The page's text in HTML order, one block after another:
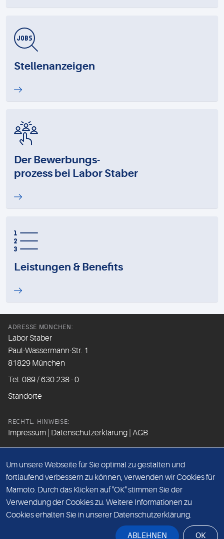
Stellenanzeigen
Der Bewerbungs-
prozess bei Labor Staber
Leistungen & Benefits
ADRESSE MÜNCHEN:
Labor Staber
Paul-Wassermann-Str. 1
81829 München
Tel. 089 / 630 238 - 0
Standorte
RECHTL. HINWEISE:
Impressum Datenschutzerklärung AGB
Beim Besuch der Social Media Kanäle werden Daten vom
Betreiber der Seite erfasst.
Datenschutzerklärung
Um unsere Webseite für Sie optimal zu gestalten und
fortlaufend verbessern zu können, verwenden wir Cookies für
Mamoto. Durch das Klicken auf "OK" stimmen Sie der
Verwendung der Cookies zu. Weitere Informationen zu
Cookies erhalten Sie in unserer Datenschutzerklärung.
ABLEHNEN OK